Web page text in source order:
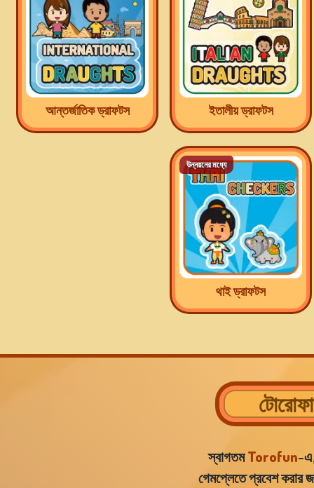
আন্তর্জাতিক ড্রাফটস ইতালীয় ড্রাফটস
উন্নয়নের মধ্যে
থাই ড্রাফটস
স্বাগতমTorofun-
গেমপ্লেতে প্রবেশ করার